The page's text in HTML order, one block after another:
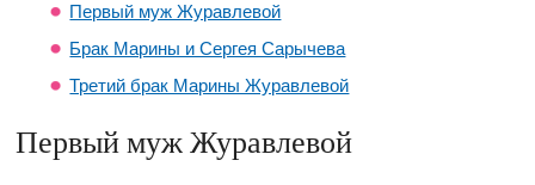
Первый муж Журавлевой
Брак Марины и Сергея Сарычева
Третий брак Марины Журавлевой
Первый муж Журавлевой